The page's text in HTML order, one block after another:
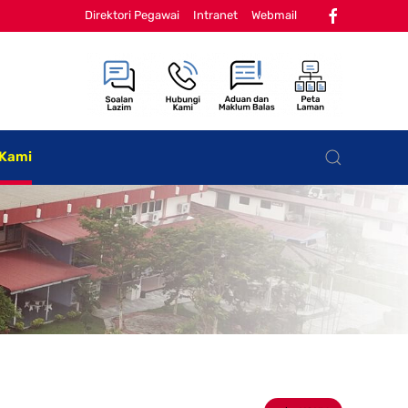
Direktori Pegawai Intranet Webmail